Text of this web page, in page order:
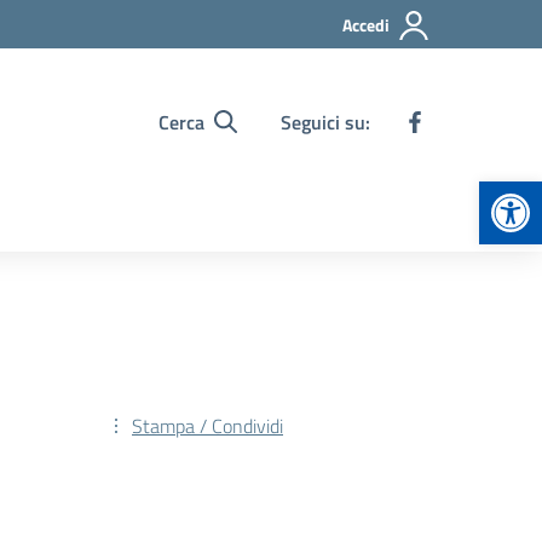
Accedi
Cerca Seguici su:
Stampa / Condividi